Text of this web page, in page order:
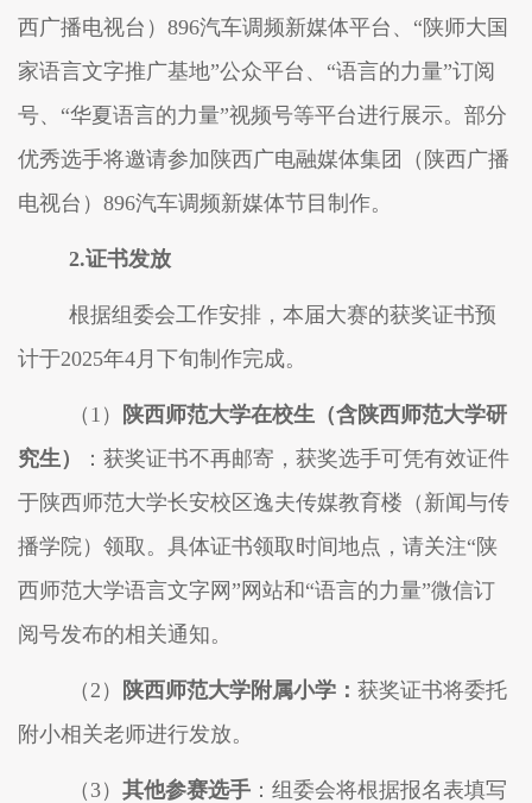
西广播电视台） 896汽车调频新媒体平台、“陕师大国
家语言文字推广基地”公众平台、“语言的力量”订阅
号、“华夏语言的力量”视频号等平台进行展示。部分
优秀选手将邀请参加陕西广电融媒体集团（陕西广播
电视台）896汽车调频新媒体节目制作。
2.证书发放
根据组委会工作安排，本届大赛的获奖证书预
计于2025年4 月 下旬制作完成。
（ 1） 陕西师范大学在校生（含陕西师范大学研
究生）
：获奖证书不再邮寄，获奖选手可凭有效证件
于陕西师范大学长安校区逸夫传媒教育楼（新闻与传
播学院）领取。具体证书领取时间地点，请关注“陕
西师范大学语言文字网” 网站和“语言的力量”微信订
阅号发布的相关通知。
（ 2） 陕西师范大学附属小学： 获奖证书将委托
附小相关老师进行发放。
（ 3） 其他参赛选手 ：组委会将根据报名表填写